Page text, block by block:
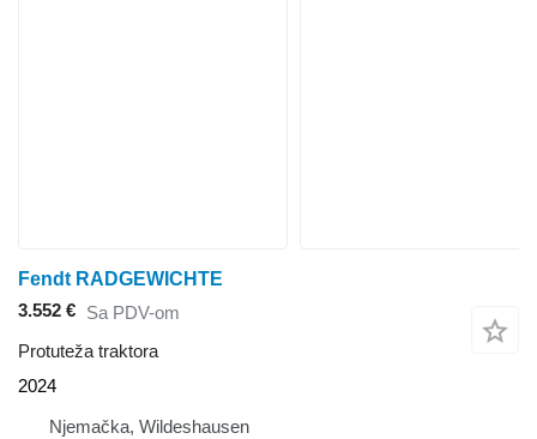
Fendt RADGEWICHTE
3.552 € Sa PDV-om
Protuteža traktora
2024
Njemačka, Wildeshausen